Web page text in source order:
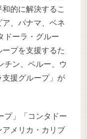
的に解決するこ
、パナマ、ベネ
ドーラ・グルー
プを支援するた
チン、ペルー、ウ
支援グループ」が
プ」「コンタドー
メリカ・カリブ